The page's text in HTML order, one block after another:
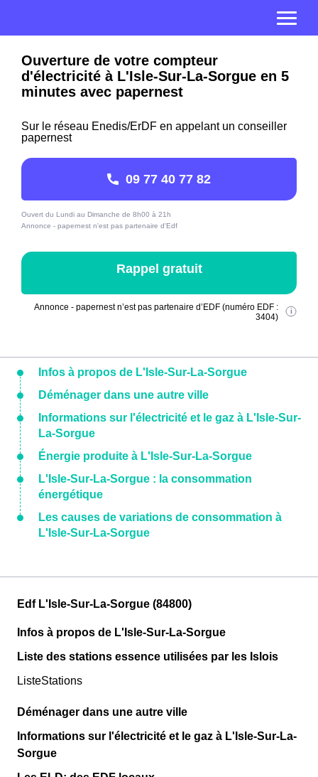
Ouverture de votre compteur
d'électricité à L'Isle-Sur-La-Sorgue en 5
minutes avec papernest
Sur le réseau Enedis/ErDF en appelant un conseiller
papernest
09 77 40 77 82
Ouvert du Lundi au Dimanche de 8h00 à 21h
Annonce - papernest n'est pas partenaire d'Edf
Rappel gratuit
Annonce - papernest n’est pas partenaire d’EDF (numéro EDF :
3404)
Infos à propos de L'Isle-Sur-La-Sorgue
Déménager dans une autre ville
Informations sur l'électricité et le gaz à L'Isle-Sur-
La-Sorgue
Énergie produite à L'Isle-Sur-La-Sorgue
L'Isle-Sur-La-Sorgue : la consommation
énergétique
Les causes de variations de consommation à
L'Isle-Sur-La-Sorgue
Edf L'Isle-Sur-La-Sorgue (84800)
Infos à propos de L'Isle-Sur-La-Sorgue
Liste des stations essence utilisées par les Islois
ListeStations
Déménager dans une autre ville
Informations sur l'électricité et le gaz à L'Isle-Sur-La-
Sorgue